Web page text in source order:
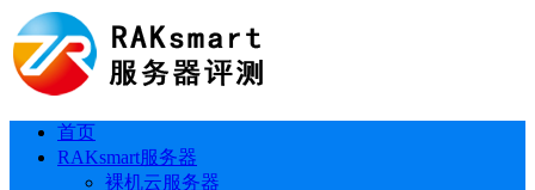
首页
RAKsmart服务器
裸机云服务器